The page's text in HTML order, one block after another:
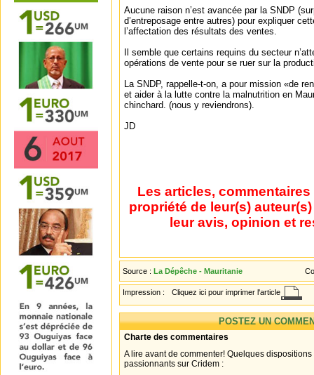
Aucune raison n’est avancée par la SNDP
d’entreposage entre autres) pour expliquer
l’affectation des résultats des ventes.
Il semble que certains requins du secteur
opérations de vente pour se ruer sur la
La SNDP, rappelle-t-on, a pour mission «de
et aider à la lutte contre la malnutrition en
chinchard. (nous y reviendrons).
JD
Les articles,
propriété de leur(s)
leur avis, opinion et
Source : La Dépêche - Mauritanie
Impression : Cliquez ici pour imprimer l'article
POSTEZ UN
Charte des commentaires
A lire avant de commenter! Quelques
passionnants sur Cridem :